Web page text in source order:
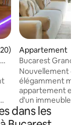
moyenne sur la
Appartement
Bucarest Grand |
imprenable | AAA
Nouvellement
élégamment
appartement est
d'un immeuble le
principal du
emplacement
dans les